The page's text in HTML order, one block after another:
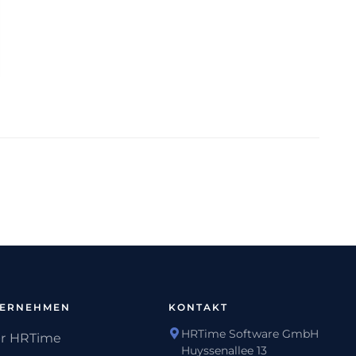
HRTime
KONTAKT
HRTime Software GmbH
Huyssenallee 13